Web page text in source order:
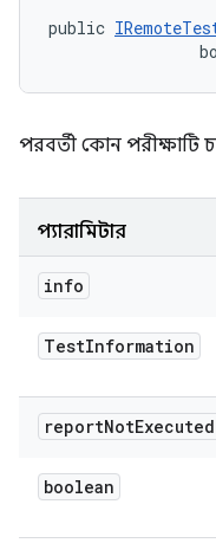
public
পরবর্তী কোন পরীক্ষাটি
প্যারামিটার
info
TestInformation
reportNotExecuted
boolean